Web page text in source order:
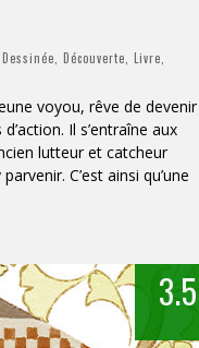
Découverte Livre
voyou, rêve de devenir
Il s’entraîne aux
lutteur et catcheur
C’est ainsi qu’une
3.5